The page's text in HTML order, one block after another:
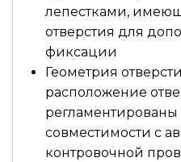
лепестками,
отверстия для
фиксации
Геометрия
расположение
регламентированы
совместимости с
контровочной